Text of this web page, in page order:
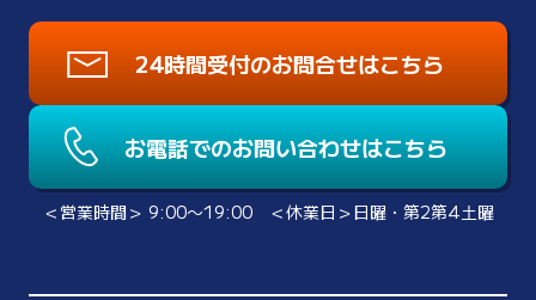
24時間受付のお問合せはこちら
お電話でのお問い合わせはこちら
＜営業時間＞ 9:00〜19:00 ＜休業日＞日曜・第2第4土曜